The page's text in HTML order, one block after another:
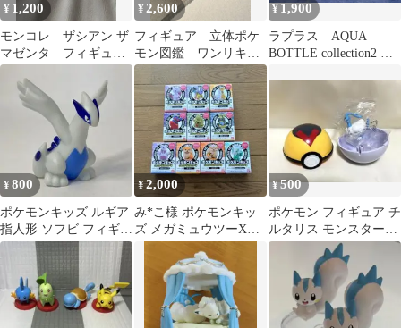
¥ 1,200
モンコレ ザシアン ザ
マゼンタ フィギュ
ア 2体セット
¥2,600
フィギュア 立体ポケ
モン図鑑 ワンリキ
ー ゴーリキー カイ
リキー
¥ 1,900
ラプラス AQUA
BOTTLE collection2
¥800
ポケモンキッズ ルギア
指人形 ソフビ フィギュ
ア
¥2,000
み*こ様 ポケモンキッ
ズ メガミュウツーX&
メガミュウツーY編 10
¥500
ポケモン フィギュア チ
ルタリス モンスターボ
ール